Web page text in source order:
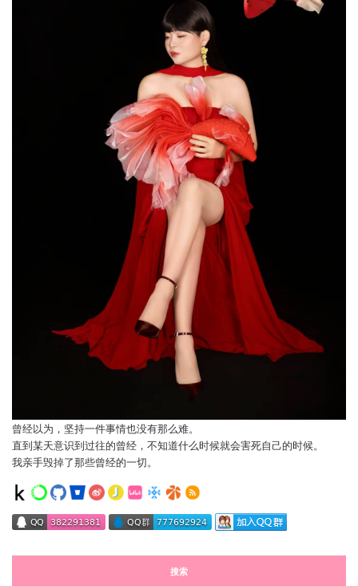
曾经以为，坚持一件事情也没有那么难。
直到某天意识到过往的曾经，不知道什么时候就会害死自己的时候。
我亲手毁掉了那些曾经的一切。
搜索